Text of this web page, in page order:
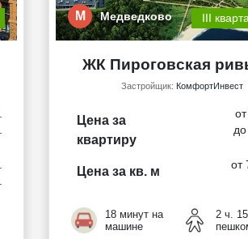
М Медведково III
ЖК Пироговская
Застройщик: КомфортИнвест
Цена за
квартиру
Цена за кв. м
от
18 минут на
машине
2 ч.